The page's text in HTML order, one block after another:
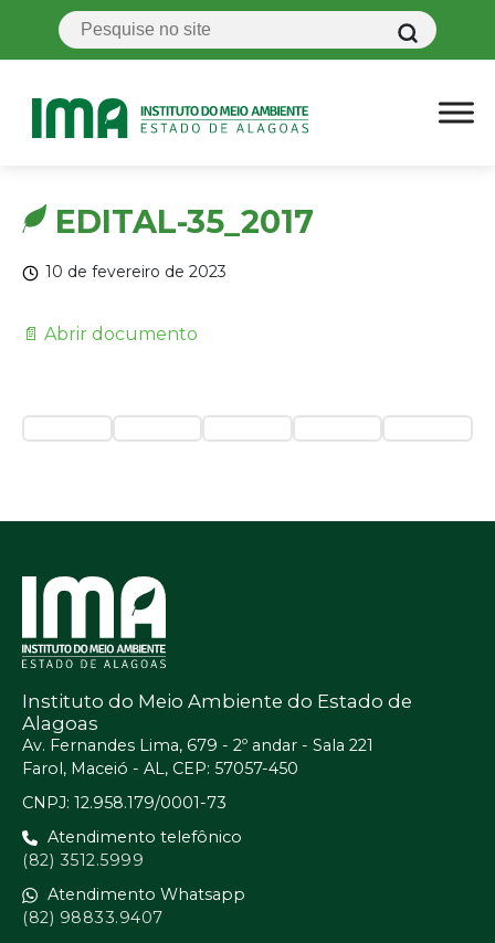
EDITAL-35_2017
10 de fevereiro de 2023
📄 Abrir documento
Instituto do Meio Ambiente do Estado de
Alagoas
Av. Fernandes Lima, 679 - 2º andar - Sala 221
Farol, Maceió - AL, CEP: 57057-450
CNPJ: 12.958.179/0001-73
Atendimento telefônico
(82) 3512.5999
Atendimento Whatsapp
(82) 98833.9407